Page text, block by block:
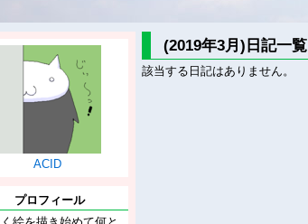
ACID
プロフィール
(2019年3月)日記一覧
該当する日記はありません。